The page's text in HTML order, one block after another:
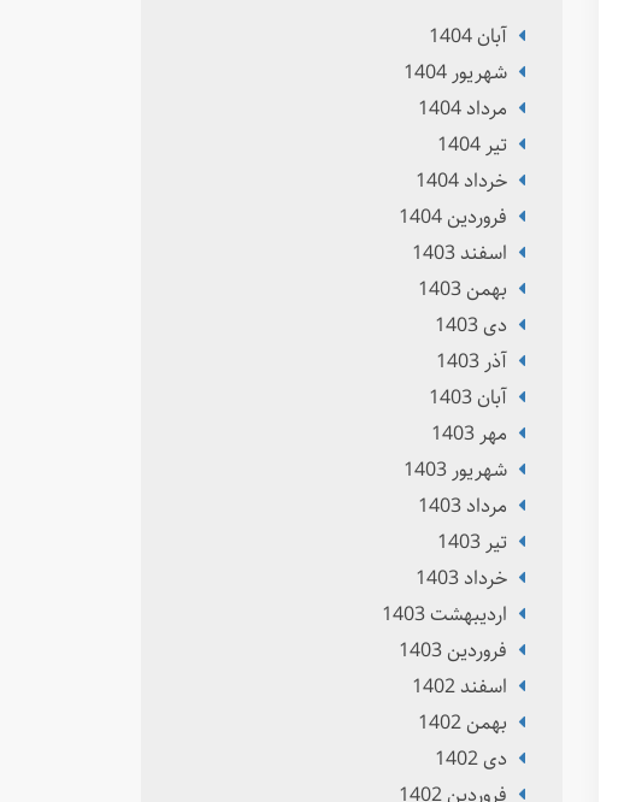
آبان 1404
شهریور 1404
مرداد 1404
تير 1404
خرداد 1404
فروردین 1404
اسفند 1403
بهمن 1403
دی 1403
آذر 1403
آبان 1403
مهر 1403
شهریور 1403
مرداد 1403
تير 1403
خرداد 1403
ارديبهشت 1403
فروردین 1403
اسفند 1402
بهمن 1402
دی 1402